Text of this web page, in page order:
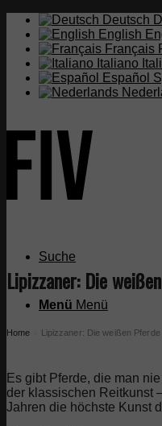
Deutsch
English
Français
Italiano
Español
Suche
Menü Menü
Lipizzaner: Die
Home Lipizzaner: Die weißen
Es gibt Pferde, die man
der klassischen Reitkunst
Jahren die höchste Kunst